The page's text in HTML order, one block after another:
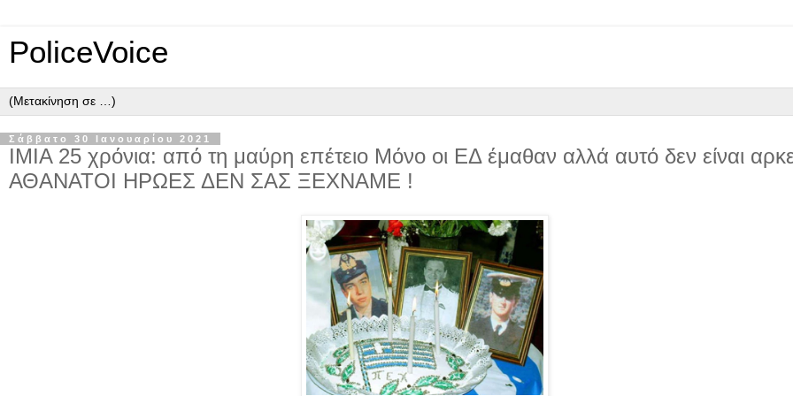
PoliceVoice
Σάββατο 30 Ιανουαρίου 2021
IMIA 25 χρόνια: από τη μαύρη επέτειο Μόνο οι ΕΔ έμαθαν αλλά αυτό δεν είναι
ΑΘΑΝΑΤΟΙ ΗΡΩΕΣ ΔΕΝ ΣΑΣ ΞΕΧΝΑΜΕ !